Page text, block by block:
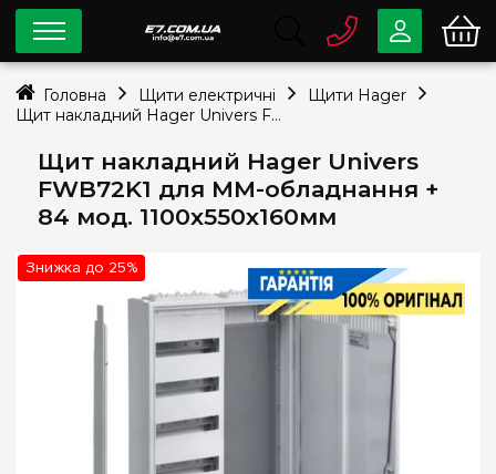
Щит накладний Hager Univers
FWB72K1 для ММ-обладнання +
84 мод. 1100x550x160мм
Знижка до 25%
0 80033-63-07
Безкоштовно
info@e7.com.ua
044334-79-78
Viber Telegram
Головна Щити електричні
Щити Hager
Щит накладний Hager Univers FWB72K1 для ММ-обладнання + 84 мод. 1100x550x160мм